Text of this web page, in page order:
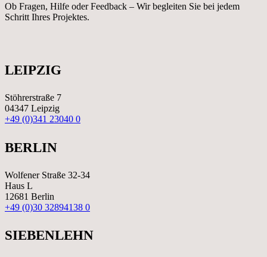
Ob Fragen, Hilfe oder Feedback – Wir begleiten Sie bei jedem
Schritt Ihres Projektes.
LEIPZIG
Stöhrerstraße 7
04347 Leipzig
+49 (0)341 23040 0
BERLIN
Wolfener Straße 32-34
Haus L
12681 Berlin
+49 (0)30 32894138 0
SIEBENLEHN